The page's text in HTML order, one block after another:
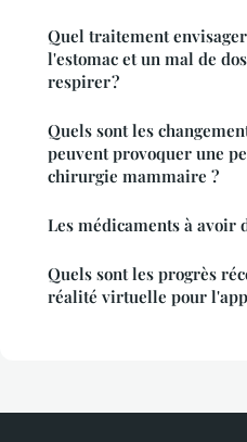
Quel traitement
l'estomac et un mal de
respirer ?
Quels sont les
peuvent provoquer une
chirurgie mammaire ?
Les médicaments à avoir
Quels sont les progrès
réalité virtuelle pour